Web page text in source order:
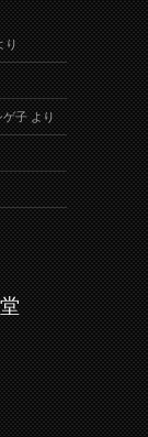
り
ゲ子より